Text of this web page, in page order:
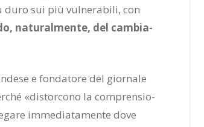
duro sui più vul­ne­ra­bi­li, con
na­tu­ral­men­te, del cam­bia­
e fon­da­to­re del gior­na­le
«di­stor­co­no la com­pren­sio­
im­me­dia­ta­men­te dove